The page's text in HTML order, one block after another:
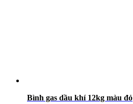
Bình gas dầu khí 12kg màu đỏ